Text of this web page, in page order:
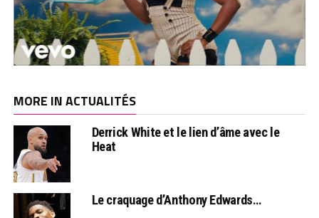
MORE IN ACTUALITÉS
Derrick White et le lien d’âme avec le
Heat
Le craquage d’Anthony Edwards…